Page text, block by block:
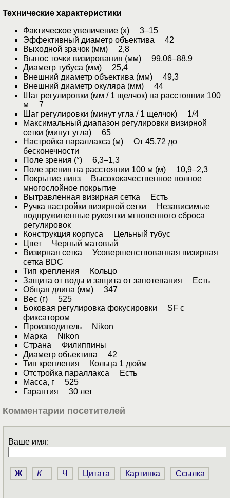
Технические характеристики
Фактическое увеличение (х) 3–15
Эффективный диаметр объектива 42
Выходной зрачок (мм) 2,8
Вынос точки визирования (мм) 99,06–88,9
Диаметр тубуса (мм) 25,4
Внешний диаметр объектива (мм) 49,3
Внешний диаметр окуляра (мм) 44
Шаг регулировки (мм / 1 щелчок) на расстоянии 100
м 7
Шаг регулировки (минут угла / 1 щелчок) 1/4
Максимальный диапазон регулировки визирной
сетки (минут угла) 65
Настройка параллакса (м) От 45,72 до
бесконечности
Поле зрения (°) 6,3–1,3
Поле зрения на расстоянии 100 м (м) 10,9–2,3
Покрытие линз Высококачественное полное
многослойное покрытие
Вытравленная визирная сетка Есть
Ручка настройки визирной сетки Независимые
подпружиненные рукоятки мгновенного сброса
регулировок
Конструкция корпуса Цельный тубус
Цвет Черный матовый
Визирная сетка Усовершенствованная визирная
сетка BDC
Тип крепления Кольцо
Защита от воды и защита от запотевания Есть
Общая длина (мм) 347
Вес (г) 525
Боковая регулировка фокусировки SF с
фиксатором
Производитель Nikon
Марка Nikon
Страна Филиппины
Диаметр объектива 42
Тип крепления Кольца 1 дюйм
Отстройка параллакса Есть
Масса, г 525
Гарантия 30 лет
Комментарии посетителей
Ваше имя:
Ж К Ч Цитата Картинка Ссылка